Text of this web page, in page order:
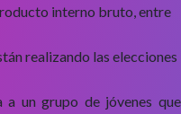
interno bruto, entre
realizando las elecciones
a un grupo de jóvenes que